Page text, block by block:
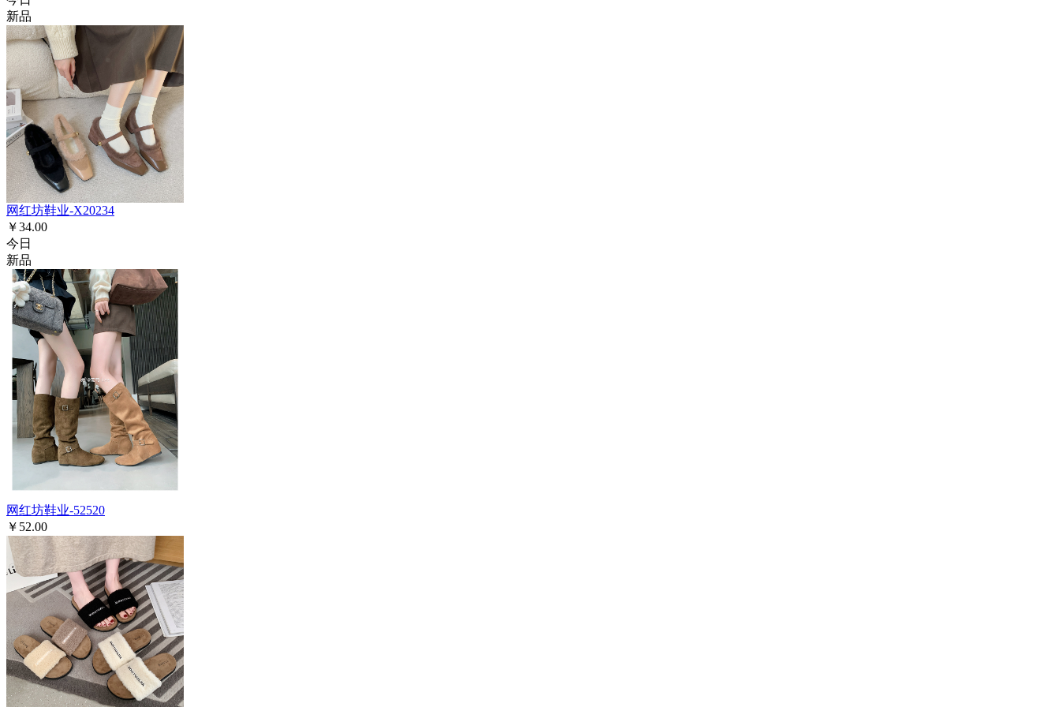
新品
网红坊鞋业-X20234
￥34.00
今日
新品
网红坊鞋业-52520
￥52.00